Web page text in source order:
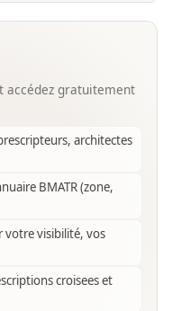
accédez gratuitement
architectes
BMATR (zone,
votre visibilité, vos
croisees et